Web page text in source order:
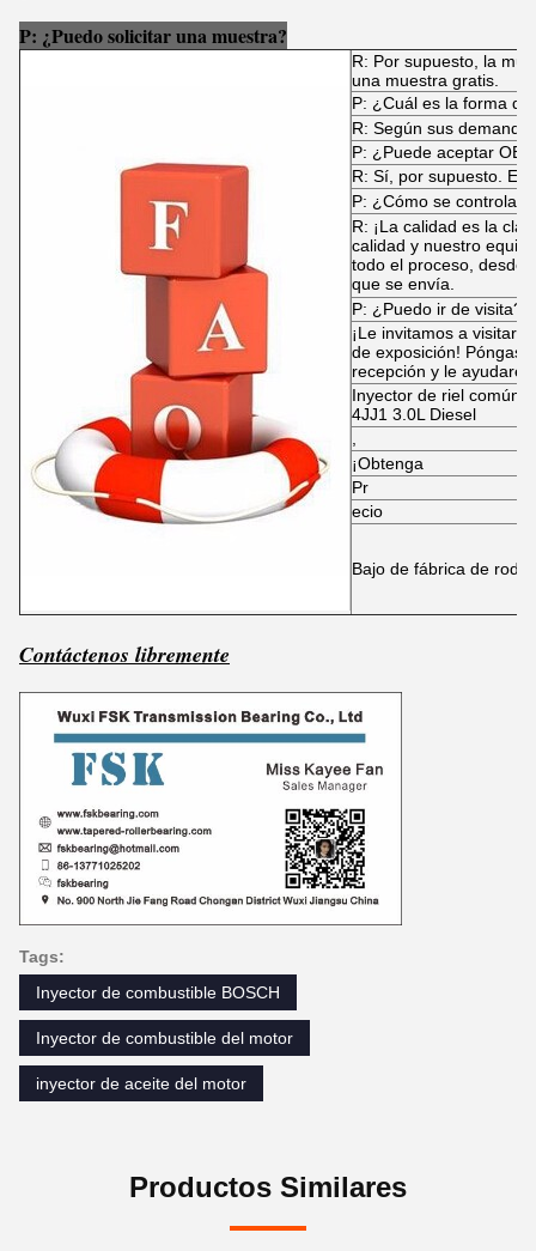
P: ¿Puedo solicitar una muestra?
R: Por supuesto, la
una muestra gratis.
P: ¿Cuál es la forma
R: Según sus
P: ¿Puede aceptar
R: Sí, por supuesto. El
P: ¿Cómo se controla
R: ¡La calidad es la
calidad y nuestro
todo el proceso, desde
que se envía.
P: ¿Puedo ir de visita?
¡Le invitamos a visitar
de exposición!
recepción y le
Inyector de riel común
4JJ1 3.0L Diesel
¡Obtenga
Pr
ecio
Bajo de fábrica de
Contáctenos libremente
Tags:
Inyector de combustible BOSCH
Inyector de combustible del motor
inyector de aceite del motor
Productos Similares